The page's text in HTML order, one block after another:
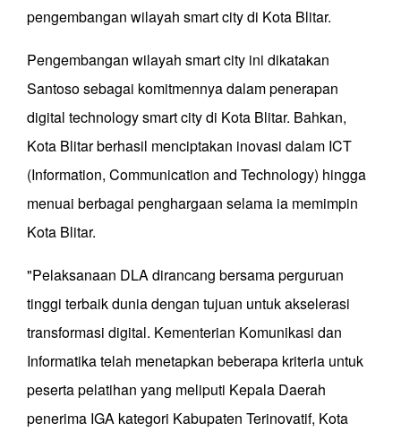
pengembangan wilayah smart city di Kota Blitar.
Pengembangan wilayah smart city ini dikatakan
Santoso sebagai komitmennya dalam penerapan
digital technology smart city di Kota Blitar. Bahkan,
Kota Blitar berhasil menciptakan inovasi dalam ICT
(Information, Communication and Technology) hingga
menuai berbagai penghargaan selama ia memimpin
Kota Blitar.
"Pelaksanaan DLA dirancang bersama perguruan
tinggi terbaik dunia dengan tujuan untuk akselerasi
transformasi digital. Kementerian Komunikasi dan
Informatika telah menetapkan beberapa kriteria untuk
peserta pelatihan yang meliputi Kepala Daerah
penerima IGA kategori Kabupaten Terinovatif, Kota